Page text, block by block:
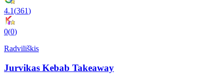
4.1(361)
0(0)
Radviliškis
Jurvikas Kebab Takeaway